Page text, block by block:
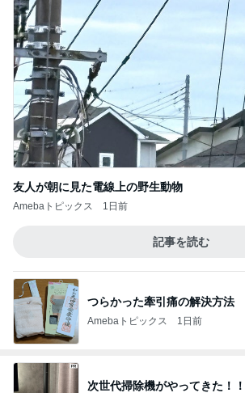
友人が朝に見た電線上の野生動物
Amebaトピックス 1日前
記事を読む
つらかった牽引痛の解決方法
Amebaトピックス 1日前
次世代掃除機がやってきた！！